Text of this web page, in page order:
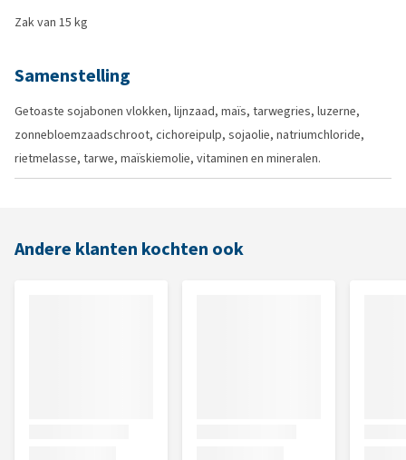
Zak van 15 kg
Samenstelling
Getoaste sojabonen vlokken, lijnzaad, maïs, tarwegries, luzerne,
zonnebloemzaadschroot, cichoreipulp, sojaolie, natriumchloride,
rietmelasse, tarwe, maïskiemolie, vitaminen en mineralen.
Andere klanten kochten ook